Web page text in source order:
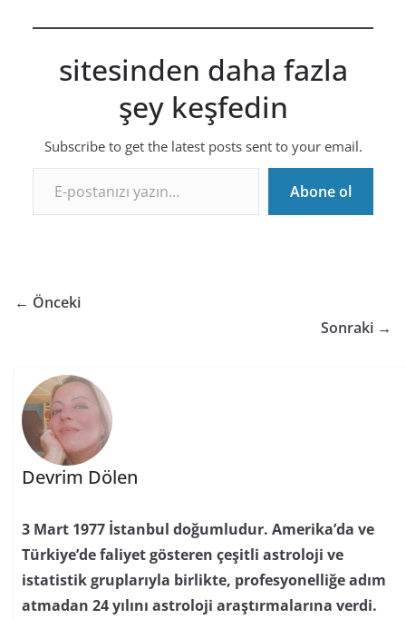
sitesinden daha fazla
şey keşfedin
Subscribe to get the latest posts sent to your email.
E-postanızı yazın…
Abone ol
← Önceki
Sonraki →
Devrim Dölen
3 Mart 1977 İstanbul doğumludur. Amerika’da ve
Türkiye’de faliyet gösteren çeşitli astroloji ve
istatistik gruplarıyla birlikte, profesyonelliğe adım
atmadan 24 yılını astroloji araştırmalarına verdi.